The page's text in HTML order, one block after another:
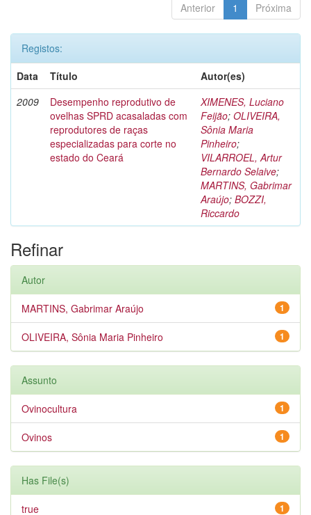
Anterior 1 Próxima
Registos:
Data
Título
Autor(es)
2009
Desempenho reprodutivo de
ovelhas SPRD acasaladas com
reprodutores de raças
especializadas para corte no
estado do Ceará
XIMENES, Luciano
Feijão; OLIVEIRA,
Sônia Maria
Pinheiro;
VILARROEL, Artur
Bernardo Selaive;
MARTINS, Gabrimar
Araújo; BOZZI,
Riccardo
Refinar
Autor
1
MARTINS, Gabrimar Araújo
1
OLIVEIRA, Sônia Maria Pinheiro
Assunto
1
Ovinocultura
1
Ovinos
Has File(s)
1
true